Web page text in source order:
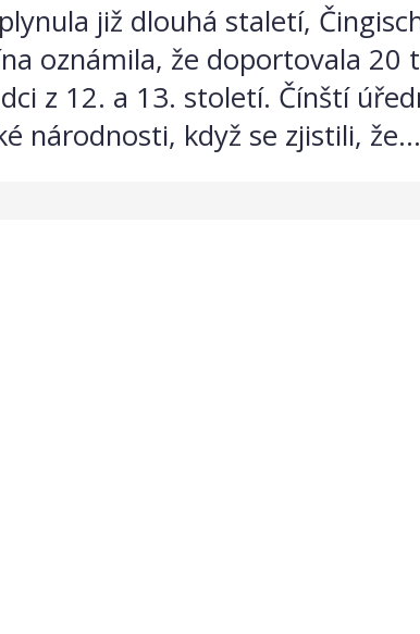
již dlouhá staletí,
oznámila, že doportovala
z 12. a 13. století. Čínští
národnosti, když se zjistili, že...